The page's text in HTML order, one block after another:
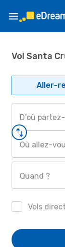
Vol Santa
Aller-
D'où
Où allez-
Quand ?
Vols